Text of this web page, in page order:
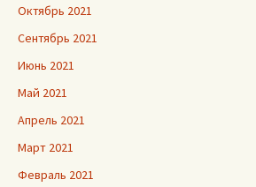
Октябрь 2021
Сентябрь 2021
Июнь 2021
Май 2021
Апрель 2021
Март 2021
Февраль 2021